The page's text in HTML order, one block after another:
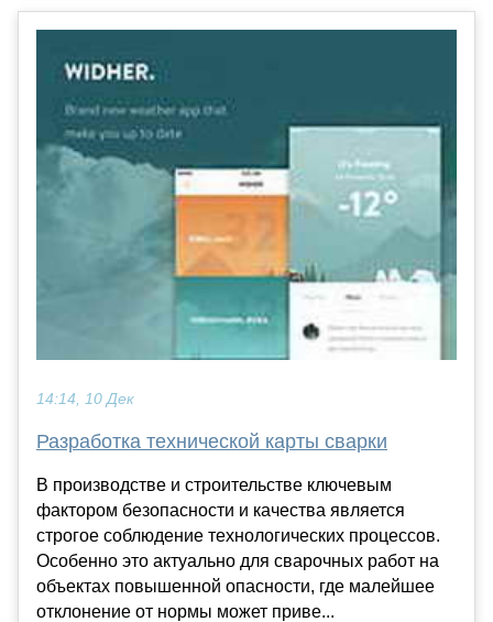
14:14, 10 Дек
Разработка технической карты сварки
В производстве и строительстве ключевым
фактором безопасности и качества является
строгое соблюдение технологических процессов.
Особенно это актуально для сварочных работ на
объектах повышенной опасности, где малейшее
отклонение от нормы может приве...